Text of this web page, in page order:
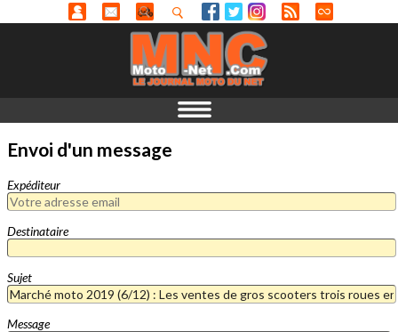
Envoi d'un message
Expéditeur
Destinataire
Sujet
Message